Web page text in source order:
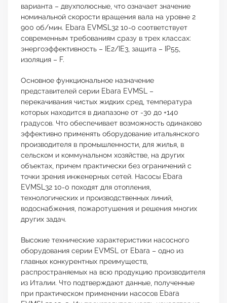
варианта – двухполюсные, что означает значение
номинальной скорости вращения вала на уровне 2
900 об/мин. Ebara EVMSL32 10-0 соответствует
современным требованиям сразу в трех классах:
энергоэффективность – IE2/IE3, защита – IP55,
изоляция – F.
Основное функциональное назначение
представителей серии Ebara EVMSL –
перекачивания чистых жидких сред, температура
которых находится в диапазоне от -30 до +140
градусов. Что обеспечивает возможность одинаково
эффективно применять оборудование итальянского
производителя в промышленности, для жилья, в
сельском и коммунальном хозяйстве, на других
объектах, причем практически без ограничений с
точки зрения инженерных сетей. Насосы Ebara
EVMSL32 10-0 походят для отопления,
технологических и производственных линий,
водоснабжения, пожаротушения и решения многих
других задач.
Высокие технические характеристики насосного
оборудования серии EVMSL от Ebara – одно из
главных конкурентных преимуществ,
распространяемых на всю продукцию производителя
из Италии. Что подтверждают данные, полученные
при практическом применении насосов Ebara